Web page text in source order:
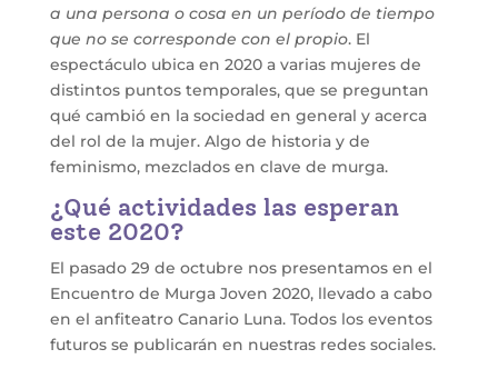
a una persona o cosa en un período de tiempo
que no se corresponde con el propio. El
espectáculo ubica en 2020 a varias mujeres de
distintos puntos temporales, que se preguntan
qué cambió en la sociedad en general y acerca
del rol de la mujer. Algo de historia y de
feminismo, mezclados en clave de murga.
¿Qué actividades las esperan
este 2020?
El pasado 29 de octubre nos presentamos en el
Encuentro de Murga Joven 2020, llevado a cabo
en el anfiteatro Canario Luna. Todos los eventos
futuros se publicarán en nuestras redes sociales.